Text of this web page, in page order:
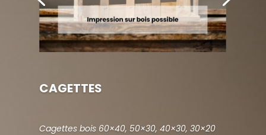
CAGETTES
Cagettes bois 60×40, 50×30, 40×30, 30×20